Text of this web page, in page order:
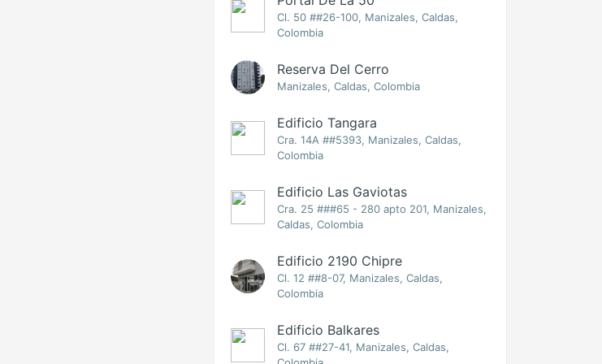
Cl. 50 ##26-100, Manizales, Caldas,
Colombia
Reserva Del Cerro
Manizales, Caldas, Colombia
Edificio Tangara
Cra. 14A ##5393, Manizales, Caldas,
Colombia
Edificio Las Gaviotas
Cra. 25 ###65 - 280 apto 201, Manizales,
Caldas, Colombia
Edificio 2190 Chipre
Cl. 12 ##8-07, Manizales, Caldas,
Colombia
Edificio Balkares
Cl. 67 ##27-41, Manizales, Caldas,